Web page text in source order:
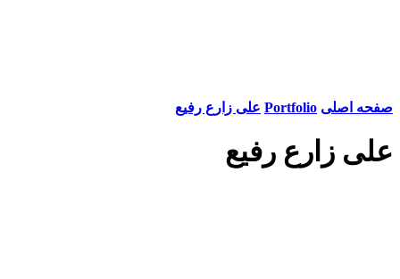
صفحه اصلی Portfolio علی زارع رفیع
علی زارع رفیع